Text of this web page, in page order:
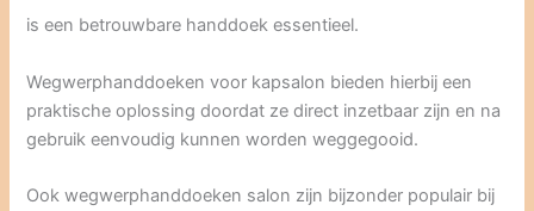
is een betrouwbare handdoek essentieel.
Wegwerphanddoeken voor kapsalon bieden hierbij een
praktische oplossing doordat ze direct inzetbaar zijn en na
gebruik eenvoudig kunnen worden weggegooid.
Ook wegwerphanddoeken salon zijn bijzonder populair bij